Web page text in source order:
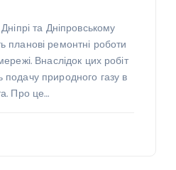
та Дніпровському
планові ремонтні роботи
Внаслідок цих робіт
природного газу в
Про це…